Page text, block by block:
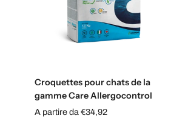
Croquettes pour chats de la
gamme Care Allergocontrol
A partire da €34,92